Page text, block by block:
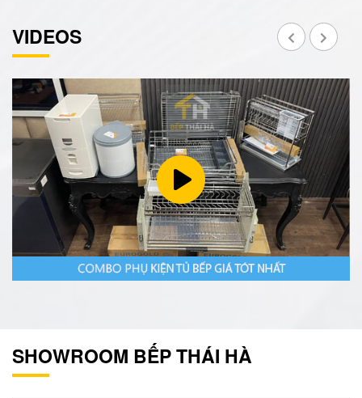
VIDEOS
SHOWROOM BẾP THÁI HÀ